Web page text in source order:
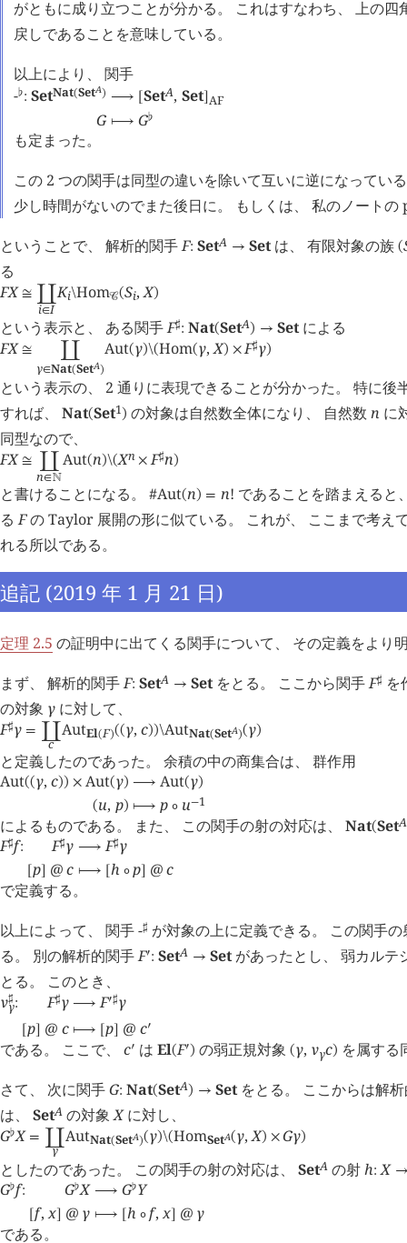
がともに成り立つことが分かる。 これはすなわち、 上の
戻しであることを意味している。
以上により、 関手
-♭: SetNat(SetA) ⟶ [SetA, Set] AF
G ⟼ G♭
も定まった。
この 2 つの関手は同型の違いを除いて互いに逆になってい
少し時間がないのでまた後日に。 もしくは、 私のノート
ということで、 解析的関手F: SetA → Setは、 有限対象の族(
る
FX ≅ 󰄘
i∈I
Ki\Hom󰒚(Si, X)
という表示と、 ある関手F♯: Nat(SetA) → Setによる
FX ≅
γ∈Nat(SetA)
Aut( γ)\(Hom( γ, X) × F♯γ)
という表示の、 2 通りに表現できることが分かった。 特に後
すれば、 Nat(Set1) の対象は自然数全体になり、 自然数 n に
同型なので、
FX ≅
n∈󱀍
Aut(n)\(Xn × F♯n)
と書けることになる。 #Aut(n) = n! であることを踏まえると
るFの Taylor 展開の形に似ている。 これが、 ここまで考え
れる所以である。
追記 (2019 年 1 月 21 日)
定理 2.5 の証明中に出てくる関手について、 その定義をより
まず、 解析的関手F: SetA → Setをとる。 ここから関手F♯ を
の対象 γ に対して、
F♯γ =
c
AutEl(F)((γ, c))\AutNat(SetA)(γ)
と定義したのであった。 余積の中の商集合は、 群作用
Aut(( γ, c)) × Aut( γ) ⟶ Aut( γ)
( u, p) ⟼ p ∘ u−1
によるものである。 また、 この関手の射の対応は、 Nat(SetA
F♯f: F♯γ ⟶ F♯γ
[p @c ⟼ h ∘ p @c
で定義する。
以上によって、 関手-♯ が対象の上に定義できる。 この関手
る。 別の解析的関手F󰎘: SetA → Setがあったとし、 弱カルテ
とる。 このとき、
νγ
♯ : F♯γ ⟶ F󰎘♯γ
[p @ c ⟼ [p @ c󰎘
である。 ここで、 c󰎘 は El(F󰎘 ) の弱正規対象 ( γ, νγc) を属する
さて、 次に関手G: Nat(SetA) → Setをとる。 ここからは解
は、 SetA の対象Xに対し、
G♭X =
γ
AutNat(SetA)(γ)\(HomSetA(γ, X) × Gγ)
としたのであった。 この関手の射の対応は、 SetA の射h: X
G♭f: G♭X ⟶ G♭Y
[f, x @ γ ⟼ [h ∘ f, x @ γ
である。